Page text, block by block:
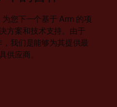
您下一个基于 Arm 的项
方案和技术支持。由于
我们是能够为其提供最
供应商。